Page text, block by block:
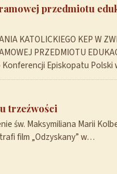
przedmiotu
KATOLICKIEGO KEP W
PRZEDMIOTU
Episkopatu
trzeźwości
św. Maksymiliana Marii
film „Odzyskany” w…